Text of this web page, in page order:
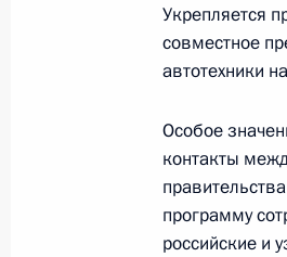
Российско-
15 апреля 2013
Укрепляется
совместное
автотехники
Особое
контакты
программу
российские и